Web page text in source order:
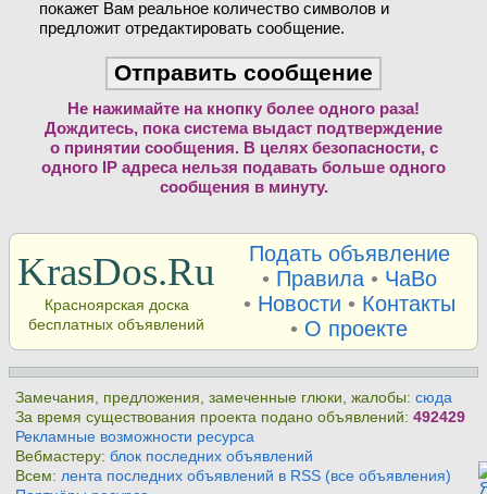
покажет Вам реальное количество символов и
предложит отредактировать сообщение.
Не нажимайте на кнопку более одного раза!
Дождитесь, пока система выдаст подтверждение
о принятии сообщения. В целях безопасности, с
одного IP адреса нельзя подавать больше одного
сообщения в минуту.
KrasDos.Ru
Красноярская доска
бесплатных объявлений
Подать объявление
• Правила• ЧаВо
• Новости • Контакты
• О проекте
Замечания, предложения, замеченные глюки, жалобы:сюда
За время существования проекта подано объявлений:492429
Рекламные возможности ресурса
Вебмастеру:блок последних объявлений
Всем:лента последних объявлений в RSS (все объявления)